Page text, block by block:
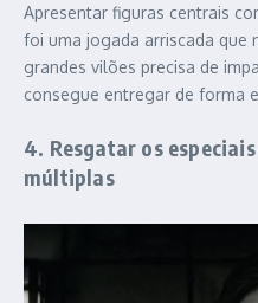
Apresentar figuras centrais
foi uma jogada arriscada que
grandes vilões precisa de
consegue entregar de forma
4. Resgatar os
múltiplas